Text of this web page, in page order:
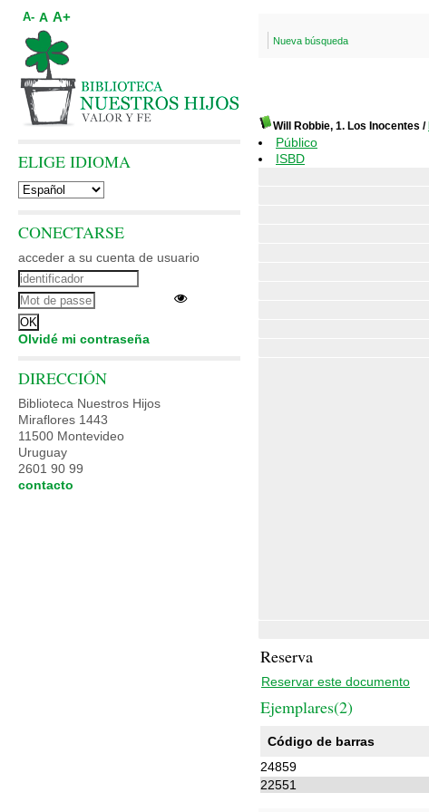
Nueva búsqueda
Will Robbie, 1. Los Inocentes /
Público
ISBD
Reserva
Reservar este documento
Ejemplares(2)
Código de barras
24859
22551
A- A A+
ELIGE IDIOMA
CONECTARSE
acceder a su cuenta de usuario
Olvidé mi contraseña
DIRECCIÓN
Biblioteca Nuestros Hijos
Miraflores 1443
11500 Montevideo
Uruguay
2601 90 99
contacto